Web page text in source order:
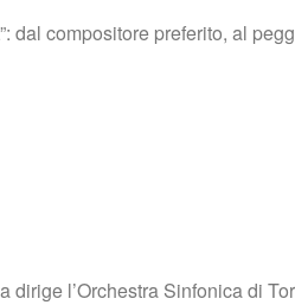
compositore preferito, al
l’Orchestra Sinfonica di